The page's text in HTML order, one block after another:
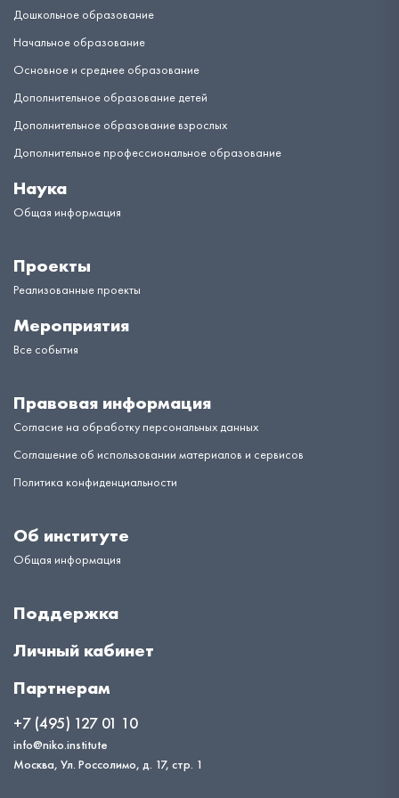
Дошкольное образование
Начальное образование
Основное и среднее образование
Дополнительное образование детей
Дополнительное образование взрослых
Дополнительное профессиональное образование
Наука
Общая информация
Проекты
Реализованные проекты
Мероприятия
Все события
Правовая информация
Согласие на обработку персональных данных
Соглашение об использовании материалов и сервисов
Политика конфиденциальности
Об институте
Общая информация
Поддержка
Личный кабинет
Партнерам
+7 (495) 127 01 10
info@niko.institute
Москва, Ул. Россолимо, д. 17, стр. 1